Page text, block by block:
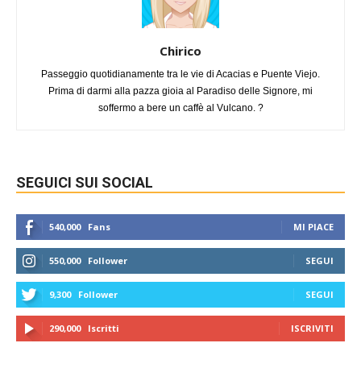
Chirico
Passeggio quotidianamente tra le vie di Acacias e Puente Viejo.
Prima di darmi alla pazza gioia al Paradiso delle Signore, mi
soffermo a bere un caffè al Vulcano. ?
SEGUICI SUI SOCIAL
540,000 Fans MI PIACE
550,000 Follower SEGUI
9,300 Follower SEGUI
290,000 Iscritti ISCRIVITI